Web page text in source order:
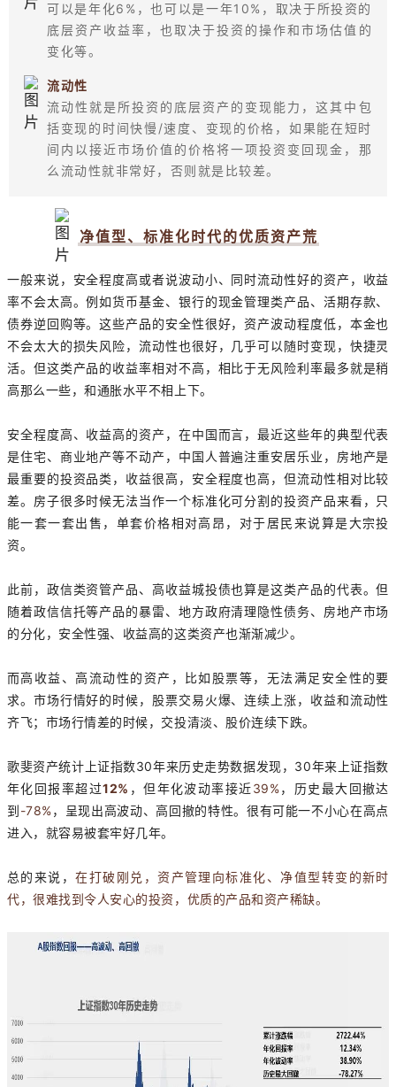
可以是年化6%，也可以是一年10%，取决于所投资的
底层资产收益率，也取决于投资的操作和市场估值的
变化等。
流动性
流动性就是所投资的底层资产的变现能力，这其中包
括变现的时间快慢/速度、变现的价格，如果能在短时
间内以接近市场价值的价格将一项投资变回现金，那
么流动性就非常好，否则就是比较差。
净值型、标准化时代的优质资产荒
一般来说，安全程度高或者说波动小、同时流动性好的资产，收益
率不会太高。例如货币基金、银行的现金管理类产品、活期存款、
债券逆回购等。这些产品的安全性很好，资产波动程度低，本金也
不会太大的损失风险，流动性也很好，几乎可以随时变现，快捷灵
活。但这类产品的收益率相对不高，相比于无风险利率最多就是稍
高那么一些，和通胀水平不相上下。
安全程度高、收益高的资产，在中国而言，最近这些年的典型代表
是住宅、商业地产等不动产，中国人普遍注重安居乐业，房地产是
最重要的投资品类，收益很高，安全程度也高，但流动性相对比较
差。房子很多时候无法当作一个标准化可分割的投资产品来看，只
能一套一套出售，单套价格相对高昂，对于居民来说算是大宗投
资。
此前，政信类资管产品、高收益城投债也算是这类产品的代表。但
随着政信信托等产品的暴雷、地方政府清理隐性债务、房地产市场
的分化，安全性强、收益高的这类资产也渐渐减少。
而高收益、高流动性的资产，比如股票等，无法满足安全性的要
求。市场行情好的时候，股票交易火爆、连续上涨，收益和流动性
齐飞；市场行情差的时候，交投清淡、股价连续下跌。
歌斐资产统计上证指数30年来历史走势数据发现，30年来上证指数
年化回报率超过12% ，但年化波动率接近39%，历史最大回撤达
到-78%，呈现出高波动、高回撤的特性。很有可能一不小心在高点
进入，就容易被套牢好几年。
总的来说，在打破刚兑，资产管理向标准化、净值型转变的新时
代，很难找到令人安心的投资，优质的产品和资产稀缺。